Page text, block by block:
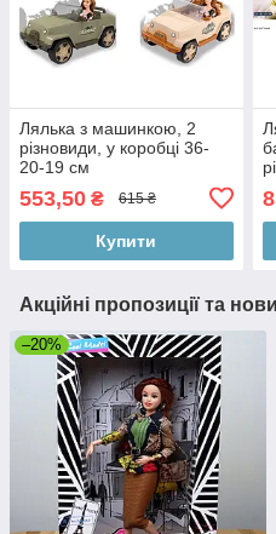
Лялька з машинкою, 2
різновиди, у коробці 36-
20-19 см
553,50 ₴ 615 ₴
Купити
Акційні пропозиції та
–20%